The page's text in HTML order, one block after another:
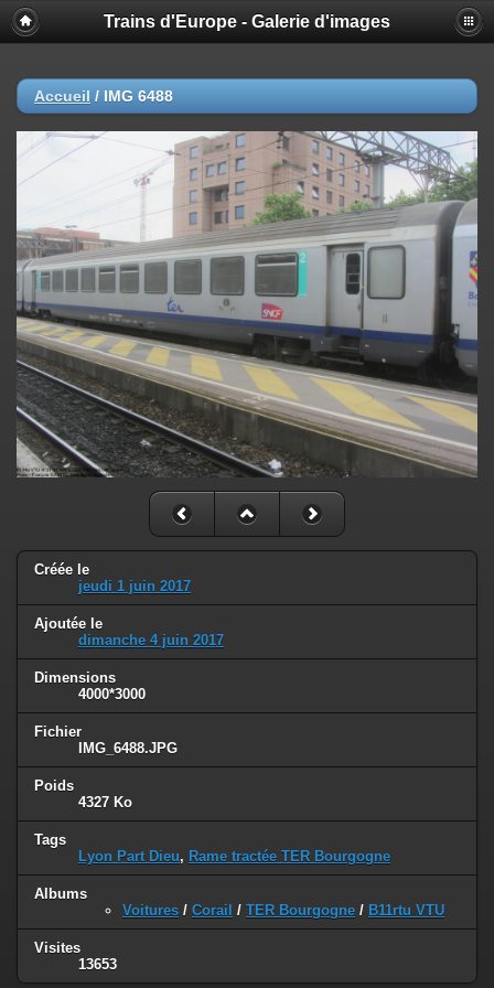
Trains d'Europe - Galerie d'images
Accueil / IMG 6488
Créée le
jeudi 1 juin 2017
Ajoutée le
dimanche 4 juin 2017
Dimensions
4000*3000
Fichier
IMG_6488.JPG
Poids
4327 Ko
Tags
Lyon Part Dieu, Rame tractée TER Bourgogne
Albums
Voitures / Corail / TER Bourgogne / B11rtu VTU
Visites
13653